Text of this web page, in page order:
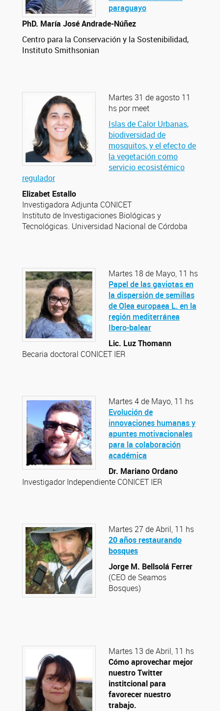
paraguayo
PhD. María José Andrade-Núñez
Centro para la Conservación y la Sostenibilidad,
Instituto Smithsonian
Martes 31 de agosto 11
hs por meet
Islas de Calor Urbanas,
biodiversidad de
mosquitos, y el efecto de
la vegetación como
servicio ecosistémico
regulador
Elizabet Estallo
Investigadora Adjunta CONICET
Instituto de Investigaciones Biológicas y
Tecnológicas. Universidad Nacional de Córdoba
Martes 18 de Mayo, 11 hs
Papel de las gaviotas en
la dispersión de semillas
de Olea europaea L. en la
región mediterránea
Ibero-balear
Lic. Luz Thomann
Becaria doctoral CONICET IER
Martes 4 de Mayo, 11 hs
Evolución de
innovaciones humanas y
apuntes motivacionales
para la colaboración
académica
Dr. Mariano Ordano
Investigador Independiente CONICET IER
Martes 27 de Abril, 11 hs
20 años restaurando
bosques
Jorge M. Bellsolá Ferrer
(CEO de Seamos
Bosques)
Martes 13 de Abril, 11 hs
Cómo aprovechar mejor
nuestro Twitter
institcional para
favorecer nuestro
trabajo.